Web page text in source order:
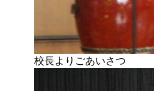
校長よりごあいさつ